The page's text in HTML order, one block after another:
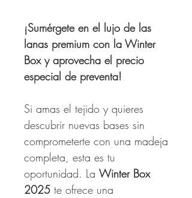
¡Sumérgete en el lujo de las
lanas premium con la Winter
Box y aprovecha el precio
especial de preventa!
Si amas el tejido y quieres
descubrir nuevas bases sin
comprometerte con una madeja
completa, esta es tu
oportunidad. La Winter Box
2025 te ofrece una